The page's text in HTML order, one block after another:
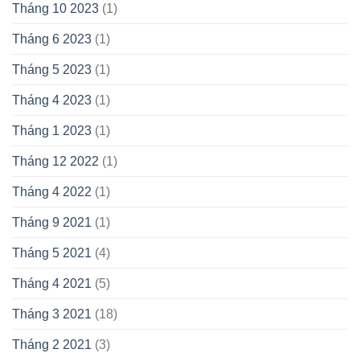
Tháng 10 2023 (1)
Tháng 6 2023 (1)
Tháng 5 2023 (1)
Tháng 4 2023 (1)
Tháng 1 2023 (1)
Tháng 12 2022 (1)
Tháng 4 2022 (1)
Tháng 9 2021 (1)
Tháng 5 2021 (4)
Tháng 4 2021 (5)
Tháng 3 2021 (18)
Tháng 2 2021 (3)